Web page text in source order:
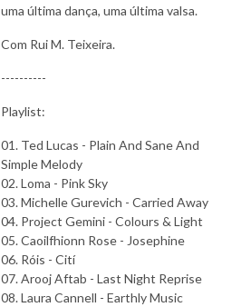
uma última dança, uma última valsa.
Com Rui M. Teixeira.
----------
Playlist:
01. Ted Lucas - Plain And Sane And
Simple Melody
02. Loma - Pink Sky
03. Michelle Gurevich - Carried Away
04. Project Gemini - Colours & Light
05. Caoilfhionn Rose - Josephine
06. Róis - Cití
07. Arooj Aftab - Last Night Reprise
08. Laura Cannell - Earthly Music